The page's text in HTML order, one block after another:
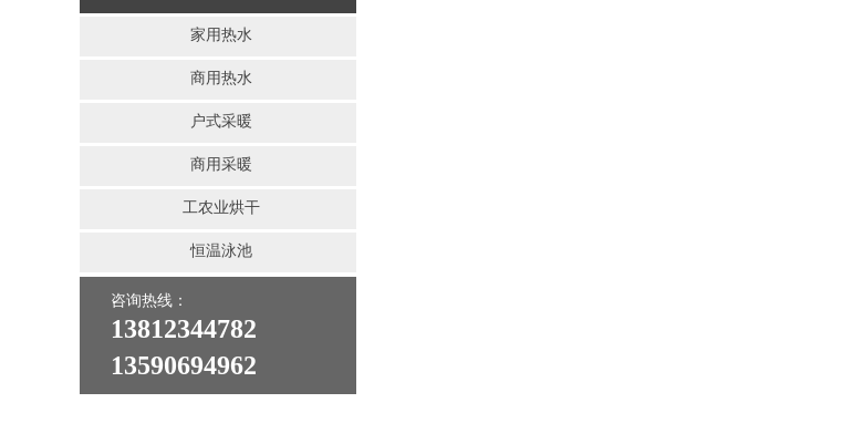
家用热水
商用热水
户式采暖
商用采暖
工农业烘干
恒温泳池
咨询热线：
13812344782
13590694962
客户服务热线：
400-860-3366